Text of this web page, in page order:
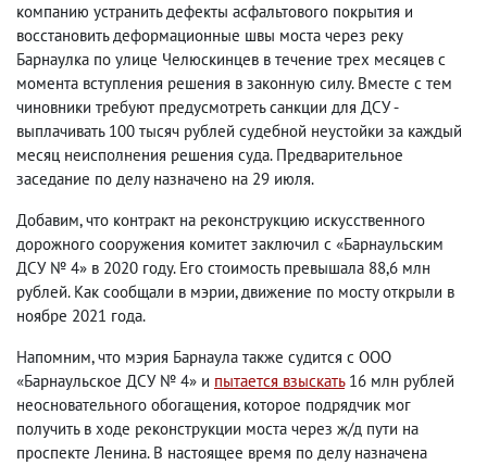
компанию устранить дефекты асфальтового покрытия и
восстановить деформационные швы моста через реку
Барнаулка по улице Челюскинцев в течение трех месяцев с
момента вступления решения в законную силу. Вместе с тем
чиновники требуют предусмотреть санкции для ДСУ -
выплачивать 100 тысяч рублей судебной неустойки за каждый
месяц неисполнения решения суда. Предварительное
заседание по делу назначено на 29 июля.
Добавим, что контракт на реконструкцию искусственного
дорожного сооружения комитет заключил с «Барнаульским
ДСУ № 4» в 2020 году. Его стоимость превышала 88,6 млн
рублей. Как сообщали в мэрии, движение по мосту открыли в
ноябре 2021 года.
Напомним, что мэрия Барнаула также судится с ООО
«Барнаульское ДСУ № 4» и пытается взыскать16 млн рублей
неосновательного обогащения, которое подрядчик мог
получить в ходе реконструкции моста через ж/д пути на
проспекте Ленина. В настоящее время по делу назначена